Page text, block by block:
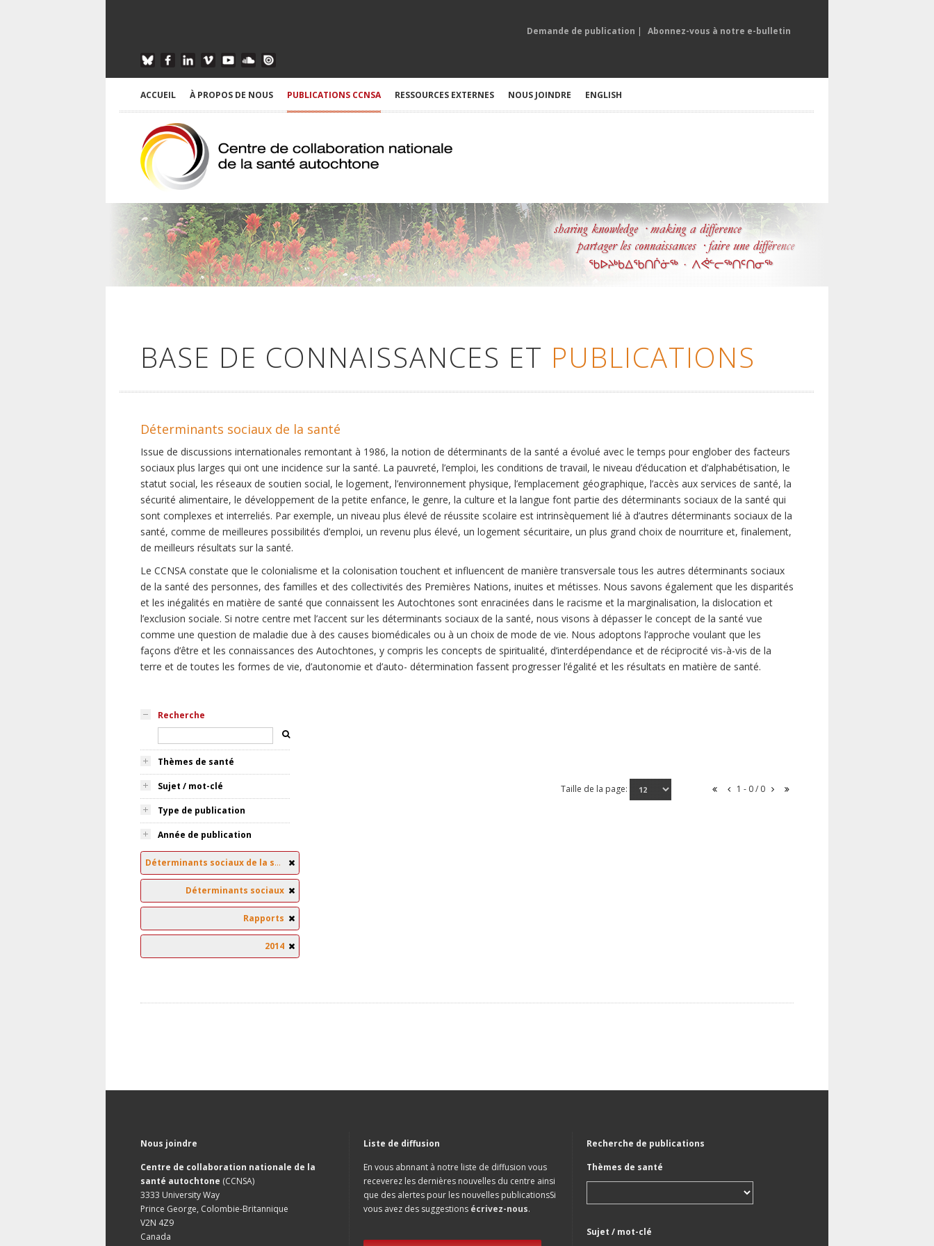
Demande de publication | Abonnez-vous à notre e-bulletin
ACCUEIL À PROPOS DE NOUS PUBLICATIONS CCNSA RESSOURCES EXTERNES NOUS JOINDRE ENGLISH
BASE DE CONNAISSANCES ET PUBLICATIONS
Déterminants sociaux de la santé
Issue de discussions internationales remontant à 1986, la notion de déterminants de la santé a évolué avec le temps pour englober des facteurs
sociaux plus larges qui ont une incidence sur la santé. La pauvreté, l’emploi, les conditions de travail, le niveau d’éducation et d’alphabétisation, le
statut social, les réseaux de soutien social, le logement, l’environnement physique, l’emplacement géographique, l’accès aux services de santé, la
sécurité alimentaire, le développement de la petite enfance, le genre, la culture et la langue font partie des déterminants sociaux de la santé qui
sont complexes et interreliés. Par exemple, un niveau plus élevé de réussite scolaire est intrinsèquement lié à d’autres déterminants sociaux de la
santé, comme de meilleures possibilités d’emploi, un revenu plus élevé, un logement sécuritaire, un plus grand choix de nourriture et, finalement,
de meilleurs résultats sur la santé.
Le CCNSA constate que le colonialisme et la colonisation touchent et influencent de manière transversale tous les autres déterminants sociaux
de la santé des personnes, des familles et des collectivités des Premières Nations, inuites et métisses. Nous savons également que les disparités
et les inégalités en matière de santé que connaissent les Autochtones sont enracinées dans le racisme et la marginalisation, la dislocation et
l’exclusion sociale. Si notre centre met l’accent sur les déterminants sociaux de la santé, nous visons à dépasser le concept de la santé vue
comme une question de maladie due à des causes biomédicales ou à un choix de mode de vie. Nous adoptons l’approche voulant que les
façons d’être et les connaissances des Autochtones, y compris les concepts de spiritualité, d’interdépendance et de réciprocité vis-à-vis de la
terre et de toutes les formes de vie, d’autonomie et d’auto- détermination fassent progresser l’égalité et les résultats en matière de santé.
Recherche
Thèmes de santé
Sujet / mot-clé
Type de publication
Année de publication
Déterminants sociaux de la santé
Déterminants sociaux
Rapports
2014
Taille de la page: 1 - 0 / 0
Nous joindre
Centre de collaboration nationale de la
santé autochtone (CCNSA)
3333 University Way
Prince George, Colombie-Britannique
V2N 4Z9
Canada
Liste de diffusion
En vous abnnant à notre liste de diffusion vous
receverez les dernières nouvelles du centre ainsi
que des alertes pour les nouvelles publicationsSi
vous avez des suggestions écrivez-nous.
Recherche de publications
Thèmes de santé
Sujet / mot-clé